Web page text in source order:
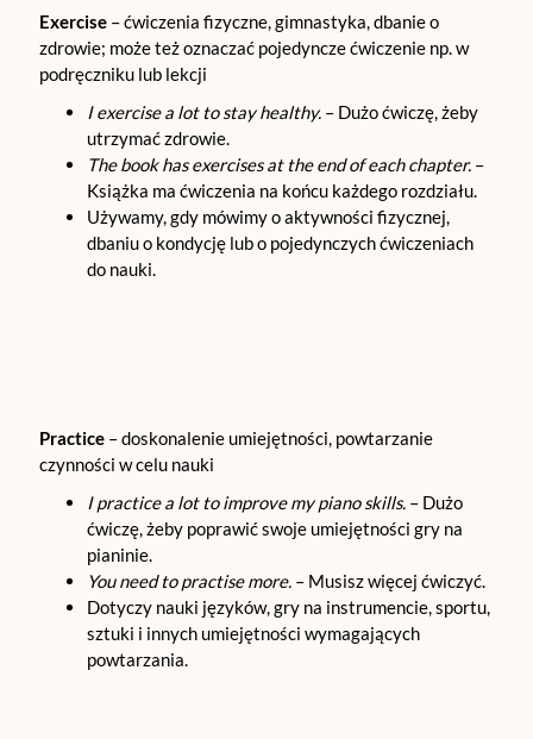
Exercise – ćwiczenia fizyczne, gimnastyka, dbanie o
zdrowie; może też oznaczać pojedyncze ćwiczenie np. w
podręczniku lub lekcji
I exercise a lot to stay healthy. – Dużo ćwiczę, żeby
utrzymać zdrowie.
The book has exercises at the end of each chapter. –
Książka ma ćwiczenia na końcu każdego rozdziału.
Używamy, gdy mówimy o aktywności fizycznej,
dbaniu o kondycję lub o pojedynczych ćwiczeniach
do nauki.
Practice – doskonalenie umiejętności, powtarzanie
czynności w celu nauki
I practice a lot to improve my piano skills. – Dużo
ćwiczę, żeby poprawić swoje umiejętności gry na
pianinie.
You need to practise more. – Musisz więcej ćwiczyć.
Dotyczy nauki języków, gry na instrumencie, sportu,
sztuki i innych umiejętności wymagających
powtarzania.